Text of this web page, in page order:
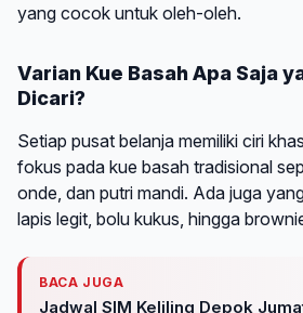
yang cocok untuk oleh-oleh.
Varian Kue Basah Apa Saja
Dicari?
Setiap pusat belanja memiliki ciri
fokus pada kue basah tradisional
onde, dan putri mandi. Ada juga
lapis legit, bolu kukus, hingga
BACA JUGA
Jadwal SIM Keliling Depok